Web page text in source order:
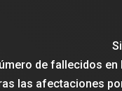
de fallecidos en
las afectaciones